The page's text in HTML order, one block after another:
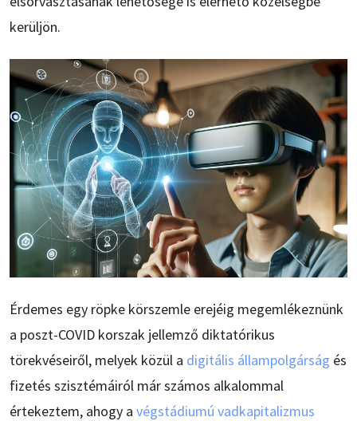
kerüljön.
Érdemes egy röpke körszemle erejéig megemlékeznünk
a poszt-COVID korszak jellemző diktatórikus
törekvéseiről, melyek közül a digitális állampolgárság és
fizetés szisztémáiról már számos alkalommal
értekeztem, ahogy a végstádiumú vadkapitalizmus